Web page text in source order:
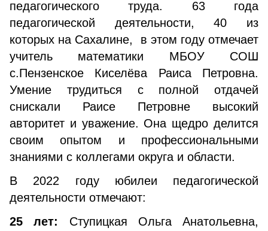
педагогического труда. 63 года
педагогической деятельности, 40 из
которых на Сахалине, в этом году отмечает
учитель математики МБОУ СОШ
с.Пензенское Киселёва Раиса Петровна.
Умение трудиться с полной отдачей
снискали Раисе Петровне высокий
авторитет и уважение. Она щедро делится
своим опытом и профессиональными
знаниями с коллегами округа и области.
В 2022 году юбилеи педагогической
деятельности отмечают:
25 лет:
Ступицкая Ольга Анатольевна,